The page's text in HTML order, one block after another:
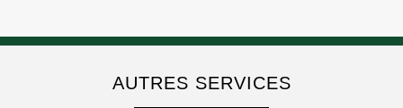
AUTRES SERVICES